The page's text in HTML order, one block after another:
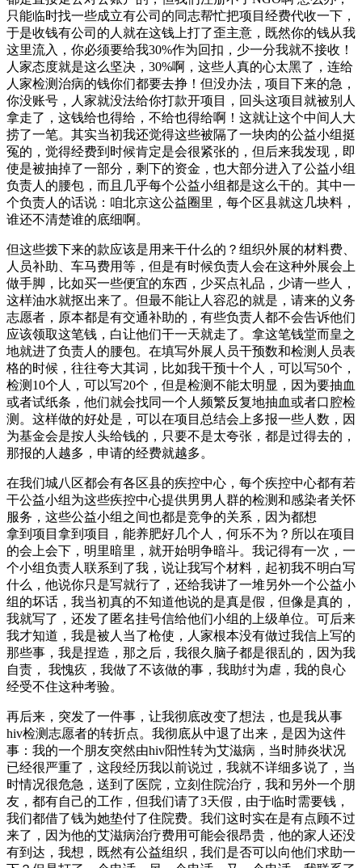
只能临时找一些成立有公司的同志帮忙把项目经费代收一下，
于是收钱有公司的人就在这钱上打了歪主意，既然你的钱从我
这里流入，你必须要给我30%作为回扣，少一分我就不接收！
人家态度就是这么坚决，30%啊，这些人真的心太黑了，连给
人家检测治病的钱你们都要去挣！但没办法，项目下来的急，
你没账号，人家就没法给你打款开项目，回头这项目就被别人
拿走了，这钱给也得给，不给也得给啊！这就让这个中间人大
捞了一笔。其实当初我还觉得这些被隔了一块肉的公益小组挺
冤的，觉得经费到时候肯定是会很紧张的，但后来我发现，即
使是被抽掉了一部分，剩下的资金，也大部分进入了公益小组
负责人的腰包，而且几乎每个公益小组都是这么干的。其中一
个负责人的话说：咱北京这公益圈里，每个区县就这几块料，
谁还不清楚谁的底细啊。
但这些拨下来的款应该是用来干什么的？组织外展的材料费、
人员补助、车马费用等，但是有时候负责人会在这种外展会上
做手脚，比如买一些便宜的东西，少买点礼品，少请一些人，
这样油水就抠出来了。但最不能让人容忍的就是，请来的义务
志愿者，原本都是有交通补助的，有些负责人都不会告诉他们
应该领取这笔钱，白让他们干一天就走了。拿这笔钱堂而皇之
地就进了负责人的腰包。在填写外展人员干预数和检测人员表
格的时候，往往夸大其词，比如我干预十个人，可以写50个，
检测10个人，可以写20个，但是检测不能太明显，因为要抽血
或者试纸条，他们就会找同一个人频繁反复地抽血或者口腔检
测。这样做的好处是，可以在项目总结会上多报一些人数，因
为基金会是按人头给钱的，只要不是太夸张，都是过得去的，
那报的人越多，申请的经费就越多。
在我们城八区都会有各区县的疾控中心，每个疾控中心都有若
干公益小组为这些疾控中心提供男男人群的检测和感染者关怀
服务，这些公益小组之间也都是竞争的关系，因为都想
拿到项目拿到项目，能养肥好几个人，何乐不为？所以在项目
的会上会下，明里暗里，就开始明争暗斗。我记得有一次，一
个小组负责人联系到了我，说让我写个材料，起初我不明白写
什么，他说你只是写就行了，还给我讲了一堆另外一个公益小
组的坏话，我当初真的不知道他说的是真是假，但像是真的，
我就写了，还发了匿名挂号信给他们小组的上级单位。可后来
我才知道，我是被人当了枪使，人家根本没有做过我信上写的
那些事，我是捏造，那之后，我很久脑子都是很乱的，因为我
自责， 我愧疚，我做了不该做的事，我助纣为虐，我的良心
经受不住这种考验。
再后来，突发了一件事，让我彻底改变了想法，也是我从事
hiv检测志愿者的转折点。我彻底从中退了出来，是因为这件
事：我的一个朋友突然由hiv阳性转为艾滋病，当时肺炎状况
已经很严重了，这段经历我以前说过，我就不详细多说了，当
时情况很危急，送到了医院，立刻住院治疗，我和另外一个朋
友，都有自己的工作，但我们请了3天假，由于临时需要钱，
我们都借了钱为她垫付了住院费。我们这时实在是有点顾不过
来了，因为他的艾滋病治疗费用可能会很昂贵，他的家人还没
有到达，我想，既然有公益组织，我们是否可以向他们求助一